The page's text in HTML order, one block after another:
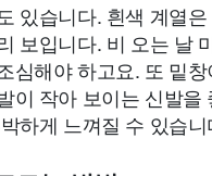
있습니다. 흰색 계열
보입니다. 비 오는 날
심해야 하고요. 또 밑
이 작아 보이는 신발을
하게 느껴질 수 있습니